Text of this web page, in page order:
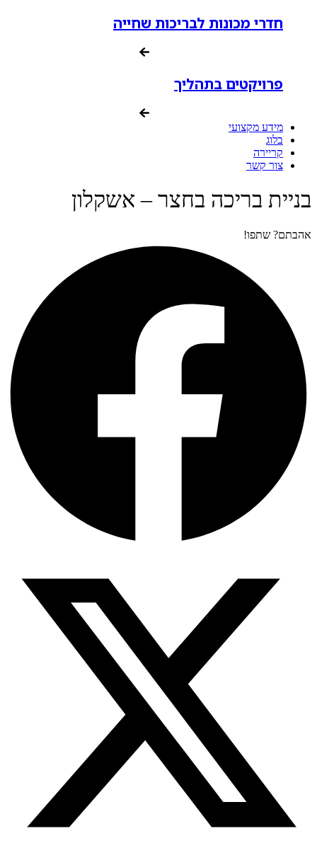
חדרי מכונות לבריכות שחייה
פרויקטים בתהליך
מידע מקצועי
בלוג
קריירה
צור קשר
בניית בריכה בחצר – אשקלון
אהבתם? שתפו!